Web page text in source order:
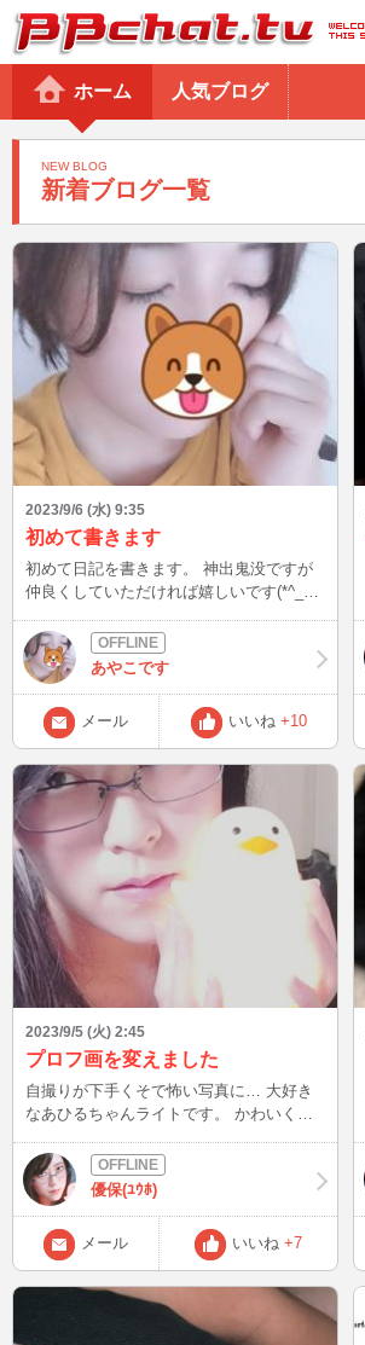
BBchatTV
ホーム 人気ブログ
新着ブログ一覧
NEW BLOG
2023/9/6 (水) 9:35
初めて書きます
初めて日記を書きます。 神出鬼没ですが
仲良くしていただければ嬉しいです(*^_^*)
さいね(*^_^*)
あやこです
メール いいね +10
2023/9/5 (火) 2:45
プロフ画を変えました
自撮りが下手くそで怖い写真に… 大好き
なあひるちゃんライトです。 かわいく撮
の腕が悪いばっかりに… どなたか上手な
自撮り写真の撮り方教えて下さい！
優保(ﾕｳﾎ)
メール いいね +7